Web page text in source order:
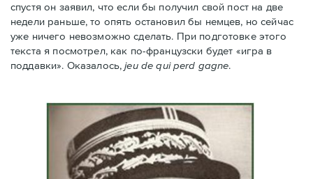
спустя oн заявил, что если бы получил свой пост на две
недели раньше, то опять остановил бы немцев, но сейчас
уже ничего невозможно сделать. При подготовке этого
текста я посмотрел, как по-французски будет «игра в
поддавки». Оказалось,jeu de qui perd gagne.